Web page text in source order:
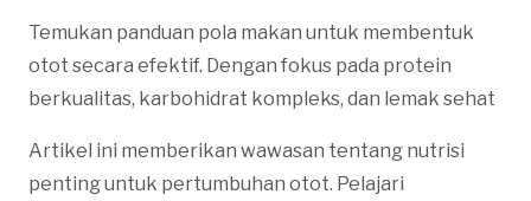
Temukan panduan pola makan untuk membentuk
otot secara efektif. Dengan fokus pada protein
berkualitas, karbohidrat kompleks, dan lemak sehat
Artikel ini memberikan wawasan tentang nutrisi
penting untuk pertumbuhan otot. Pelajari